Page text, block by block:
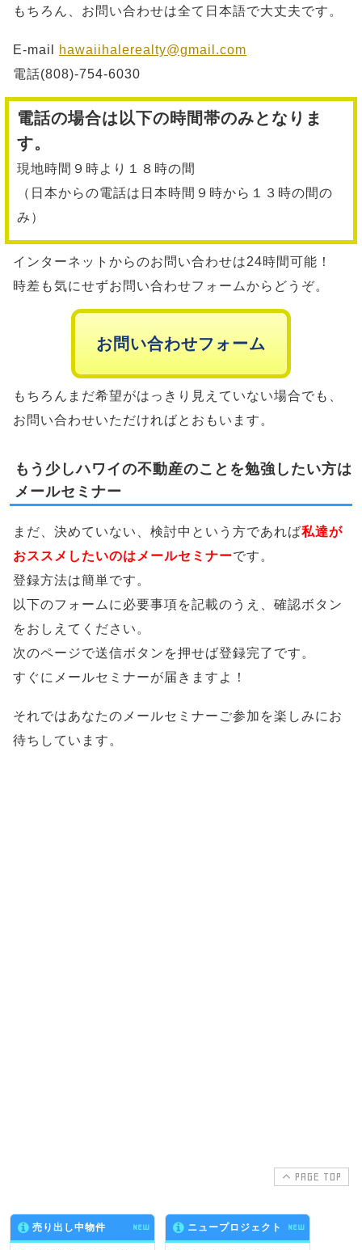
もちろん、お問い合わせは全て日本語で大丈夫です。
E-mail
hawaiihalerealty@gmail.com
電話(808)-754-6030
電話の場合は以下の時間帯のみとなりま
す。
現地時間９時より１８時の間
（日本からの電話は日本時間９時から１３時の間の
み）
インターネットからのお問い合わせは24時間可能！
時差も気にせずお問い合わせフォームからどうぞ。
お問い合わせフォーム
もちろんまだ希望がはっきり見えていない場合でも、
お問い合わせいただければとおもいます。
もう少しハワイの不動産のことを勉強したい方は
メールセミナー
まだ、決めていない、検討中という方であれば私達が
おススメしたいのはメールセミナーです。
登録方法は簡単です。
以下のフォームに必要事項を記載のうえ、確認ボタン
をおしえてください。
次のページで送信ボタンを押せば登録完了です。
すぐにメールセミナーが届きますよ！
それではあなたのメールセミナーご参加を楽しみにお
待ちしています。
PAGE TOP
売り出し中物件 NEW ニュープロジェクト NEW